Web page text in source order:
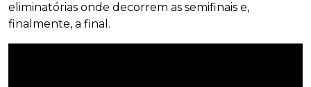
eliminatórias onde decorrem as semifinais e,
finalmente, a final.